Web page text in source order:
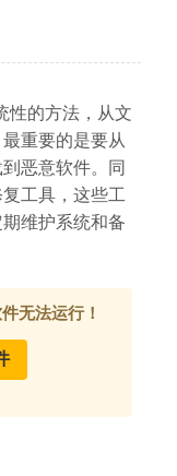
性的方法，从文
重要的是要从
恶意软件。同
工具，这些工
维护系统和备